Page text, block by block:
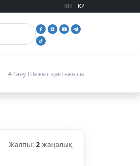
RU KZ
# Таяу Шығыс қақтығысы
Жалпы: 2 жаңалық